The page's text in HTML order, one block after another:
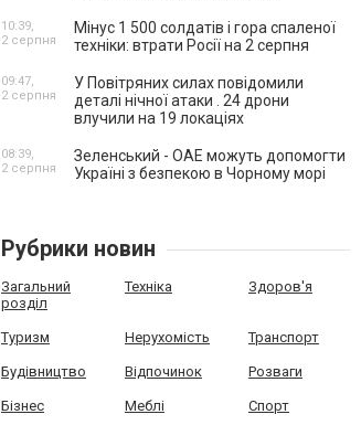
Мінус 1 500 солдатів і гора спаленої
техніки: втрати Росії на 2 серпня
10:39,
2 серпня
У Повітряних силах повідомили
деталі нічної атаки . 24 дрони
влучили на 19 локаціях
09:47,
2 серпня
Зеленський - ОАЕ можуть допомогти
Україні з безпекою в Чорному морі
08:39,
2 серпня
Рубрики новин
Загальний
розділ
Техніка Здоров'я
Туризм Нерухомість Транспорт
Будівництво Відпочинок Розваги
Бізнес Меблі Спорт